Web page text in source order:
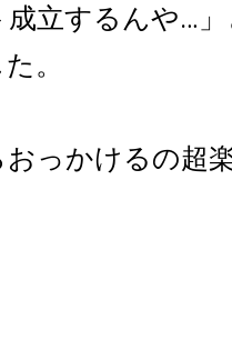
成立するんや…
。
っかけるの超